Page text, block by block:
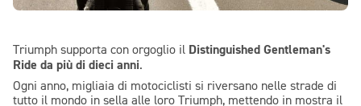
Triumph supporta con orgoglio il Distinguished Gentleman's
Ride da più di dieci anni.
Ogni anno, migliaia di motociclisti si riversano nelle strade di
tutto il mondo in sella alle loro Triumph, mettendo in mostra il